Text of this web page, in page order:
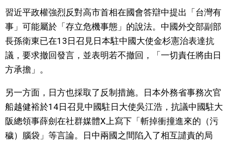
社會
財經
文化
科學技術
生活
習近平政權強烈反對高市首相在國會答辯中提出「台灣有
事」可能屬於「存立危機事態」的說法。中國外交部副部
長孫衛東已在13日召見日本駐中國大使金杉憲治表達抗
議，要求撤回發言，並表明若不撤回，「一切責任將由日
方承擔」。
另一方面，日方也採取了反制措施。日本外務省事務次官
船越健裕於14日召見中國駐日大使吳江浩，抗議中國駐大
阪總領事薛劍在社群媒體X上寫下「斬掉衝撞進來的（污
穢）腦袋」等言論。日中兩國之間陷入了相互譴責的局